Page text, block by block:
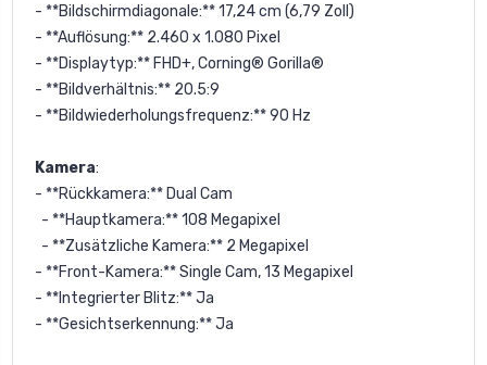
- **Bildschirmdiagonale:** 17,24 cm (6,79 Zoll)
- **Auflösung:** 2.460 x 1.080 Pixel
- **Displaytyp:** FHD+, Corning® Gorilla®
- **Bildverhältnis:** 20.5:9
- **Bildwiederholungsfrequenz:** 90 Hz
Kamera:
- **Rückkamera:** Dual Cam
- **Hauptkamera:** 108 Megapixel
- **Zusätzliche Kamera:** 2 Megapixel
- **Front-Kamera:** Single Cam, 13 Megapixel
- **Integrierter Blitz:** Ja
- **Gesichtserkennung:** Ja